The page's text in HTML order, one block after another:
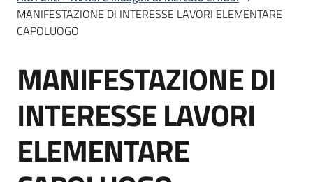
L'Agenzia
Bandi
e
MANIFESTAZIONE DI INTERESSE LAVORI ELEMENTARE
CAPOLUOGO
Salta al contenuto
MANIFESTAZIONE DI
INTERESSE LAVORI
ELEMENTARE